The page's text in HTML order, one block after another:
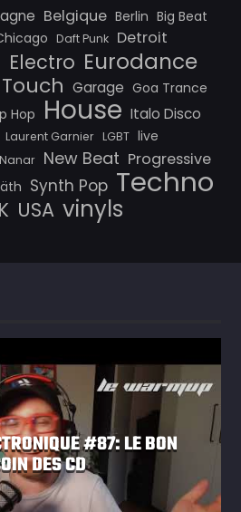
Belgique Berlin Big Beat
Daft Punk Detroit
Electro Eurodance
Garage Goa Trance
Hop House Italo Disco
Laurent Garnier LGBT live
Nanar New Beat Progressive
Synth Pop Techno
USA vinyls
#87: LE BON
DES CD